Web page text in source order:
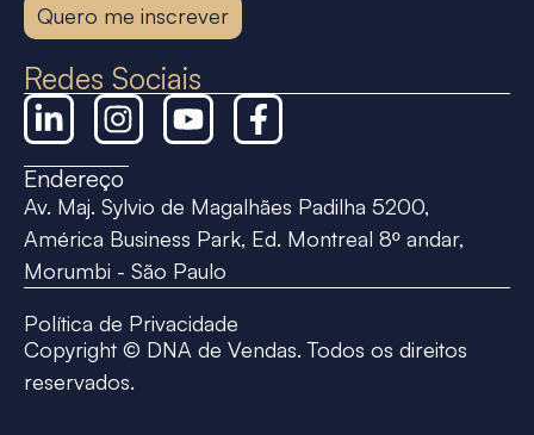
Quero me inscrever
Redes Sociais
Endereço
Av. Maj. Sylvio de Magalhães Padilha 5200,
América Business Park, Ed. Montreal 8º andar,
Morumbi - São Paulo
Política de Privacidade
Copyright © DNA de Vendas. Todos os direitos
reservados.